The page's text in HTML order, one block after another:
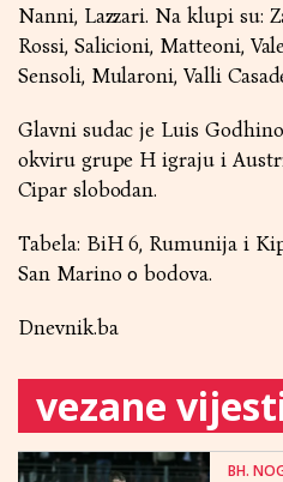
Nanni, Lazzari. Na klupi su:
Rossi, Salicioni, Matteoni,
Sensoli, Mularoni, Valli
Glavni sudac je Luis
okviru grupe H igraju i
Cipar slobodan.
Tabela: BiH 6, Rumunija i
San Marino 0 bodova.
Dnevnik.ba
vezane
BH.